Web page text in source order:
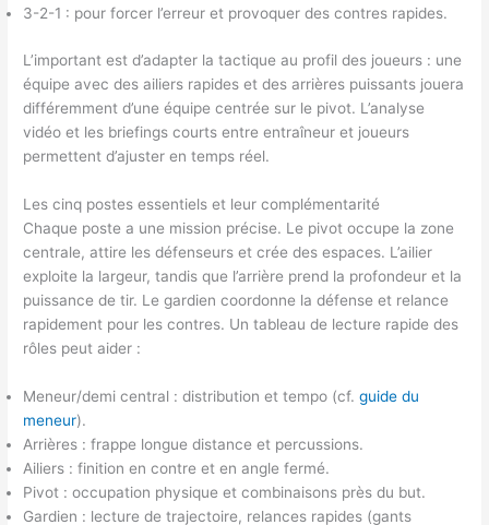
3-2-1 : pour forcer l’erreur et provoquer des contres rapides.
L’important est d’adapter la tactique au profil des joueurs : une
équipe avec des ailiers rapides et des arrières puissants jouera
différemment d’une équipe centrée sur le pivot. L’analyse
vidéo et les briefings courts entre entraîneur et joueurs
permettent d’ajuster en temps réel.
Les cinq postes essentiels et leur complémentarité
Chaque poste a une mission précise. Le pivot occupe la zone
centrale, attire les défenseurs et crée des espaces. L’ailier
exploite la largeur, tandis que l’arrière prend la profondeur et la
puissance de tir. Le gardien coordonne la défense et relance
rapidement pour les contres. Un tableau de lecture rapide des
rôles peut aider :
Meneur/demi central : distribution et tempo (cf.guide du
meneur).
Arrières : frappe longue distance et percussions.
Ailiers : finition en contre et en angle fermé.
Pivot : occupation physique et combinaisons près du but.
Gardien : lecture de trajectoire, relances rapides (gants